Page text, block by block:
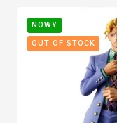
NOWY
OUT OF STOCK